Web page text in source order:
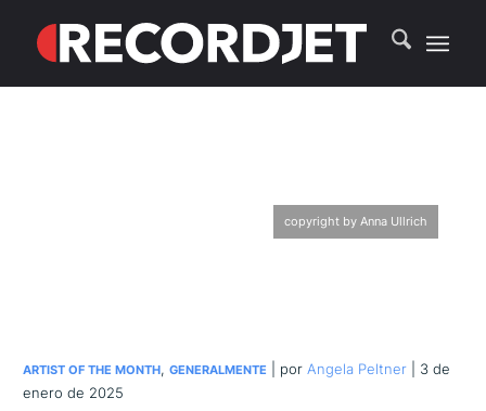
copyright by Anna Ullrich
ARTIST OF THE MONTH,GENERALMENTE | por Angela Peltner | 3 de
enero de 2025